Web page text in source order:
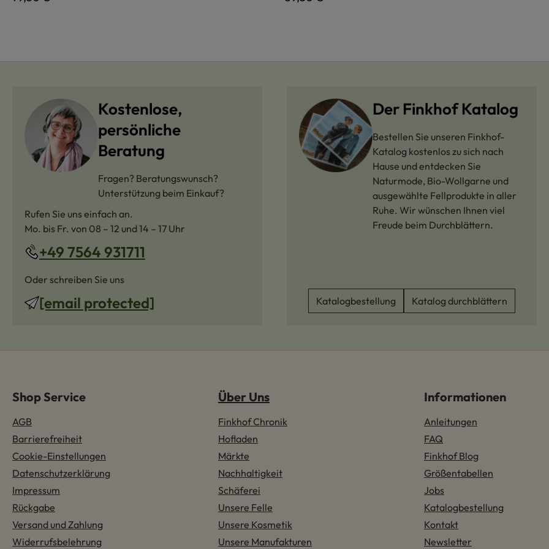
Kostenlose,
persönliche
Beratung
Fragen? Beratungswunsch?
Unterstützung beim Einkauf?
Rufen Sie uns einfach an.
Mo. bis Fr. von 08 – 12 und 14 – 17 Uhr
+49 7564 931711
Oder schreiben Sie uns
[email protected]
Der Finkhof Katalog
Bestellen Sie unseren Finkhof-
Katalog kostenlos zu sich nach
Hause und entdecken Sie
Naturmode, Bio-Wollgarne und
ausgewählte Fellprodukte in aller
Ruhe. Wir wünschen Ihnen viel
Freude beim Durchblättern.
Katalogbestellung Katalog durchblättern
Shop Service
AGB
Barrierefreiheit
Cookie-Einstellungen
Datenschutzerklärung
Impressum
Rückgabe
Versand und Zahlung
Widerrufsbelehrung
Über Uns
Finkhof Chronik
Hofladen
Märkte
Nachhaltigkeit
Schäferei
Unsere Felle
Unsere Kosmetik
Unsere Manufakturen
Informationen
Anleitungen
FAQ
Finkhof Blog
Größentabellen
Jobs
Katalogbestellung
Kontakt
Newsletter